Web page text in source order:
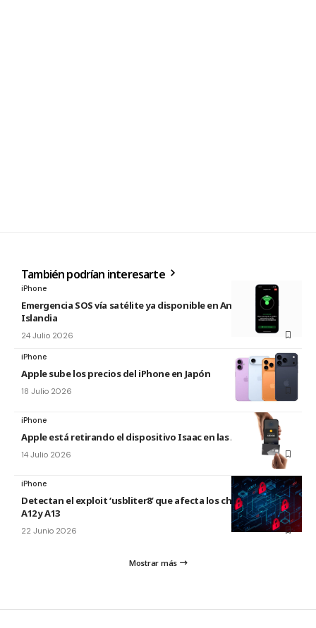
También podrían interesarte
iPhone
Emergencia SOS vía satélite ya disponible en Andorra e
Islandia
24 Julio 2026
iPhone
Apple sube los precios del iPhone en Japón
18 Julio 2026
iPhone
Apple está retirando el dispositivo Isaac en las Apple Store
14 Julio 2026
iPhone
Detectan el exploit ‘usbliter8’ que afecta los chips de Apple
A12 y A13
22 Junio 2026
Mostrar más